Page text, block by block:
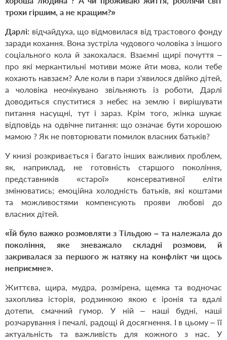
трохи гіршим, а не кращим?»
Дарлі: відчайдуха, що відмовилася від трастового фонду
заради кохання. Вона зустріла чудового чоловіка з іншого
соціального кола й закохалася. Взаємні щирі почуття –
про які меркантильні мотиви може йти мова, коли тебе
кохають навзаєм? Але коли в пари з'явилося двійко дітей,
а чоловіка неочікувано звільняють із роботи, Дарлі
доводиться спуститися з небес на землю і вирішувати
питання насущні, тут і зараз. Крім того, жінка шукає
відповідь на одвічне питання: що означає бути хорошою
мамою ? Як не повторювати помилок власних батьків?
У книзі розкривається і багато інших важливих проблем,
як, наприклад, не готовність старшого покоління,
представників «старої» консервативної еліти
змінюватись; емоційна холодність батьків, які коштами
та можливостями компенсують прояви любові до
власних дітей.
«Їй було важко розмовляти з Тільдою – та належала до
покоління, яке зневажало складні розмови, й
закривалася за першого ж натяку на конфлікт чи щось
неприємне».
Життєва, щира, мудра, розмірена, щемка та водночас
захоплива історія, родзинкою якою є іронія та вдалі
дотепи, смачний гумор. У ній – наші будні, наші
розчарування і печалі, радощі й досягнення. І в цьому – її
актуальність та важливість для кожного з нас. У